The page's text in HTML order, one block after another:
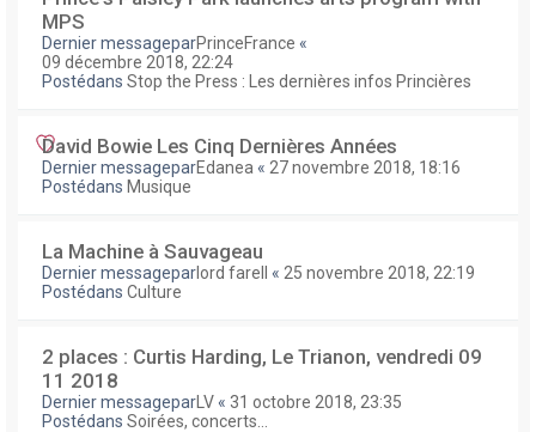
MPS
Dernier messageparPrinceFrance «
09 décembre 2018, 22:24
Postédans Stop the Press : Les dernières infos Princières
David Bowie Les Cinq Dernières Années
Dernier messageparEdanea « 27 novembre 2018, 18:16
Postédans Musique
La Machine à Sauvageau
Dernier messageparlord farell « 25 novembre 2018, 22:19
Postédans Culture
2 places : Curtis Harding, Le Trianon, vendredi 09
11 2018
Dernier messagepar LV « 31 octobre 2018, 23:35
Postédans Soirées, concerts...